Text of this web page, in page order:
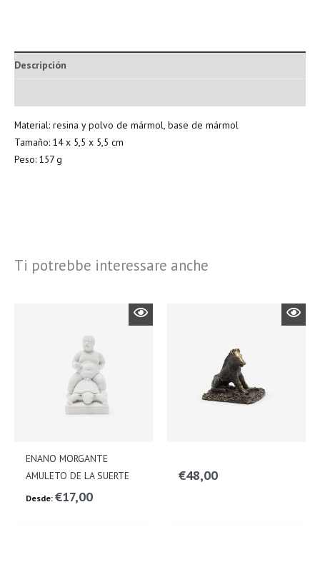
Descripción
Material: resina y polvo de mármol, base de mármol
Tamaño: 14 x 5,5 x 5,5 cm
Peso: 157 g
Ti potrebbe interessare anche
ENANO MORGANTE
AMULETO DE LA SUERTE
Desde:€17,00
€48,00